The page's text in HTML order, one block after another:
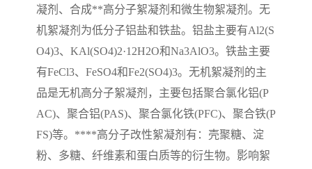
凝剂、合成**高分子絮凝剂和微生物絮凝剂。无
机絮凝剂为低分子铝盐和铁盐。铝盐主要有Al2(S
O4)3、 KAl(SO4)2·12H2O和Na3AlO3。铁盐主要
有FeCl3、 FeSO4和Fe2(SO4)3。无机絮凝剂的主
品是无机高分子絮凝剂，主要包括聚合氯化铝(P
AC)、聚合铝(PAS)、聚合氯化铁(PFC)、聚合铁(P
FS)等。****高分子改性絮凝剂有：壳聚糖、淀
粉、多糖、纤维素和蛋白质等的衍生物。影响絮
污水处理一体化设备 气浮机设备
淀粉污水处理设备 塑料污水处理设备
净水设备反渗透 奶制品加工污水处理设备
喷漆污水处理设备 污水处理设备设备生产厂
家
屠宰场一体化污水处设备 餐厨垃圾污水处理设备